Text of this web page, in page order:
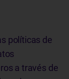
políticas de
a través de